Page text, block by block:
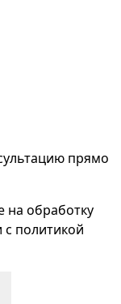
прямо
на обработку
с политикой